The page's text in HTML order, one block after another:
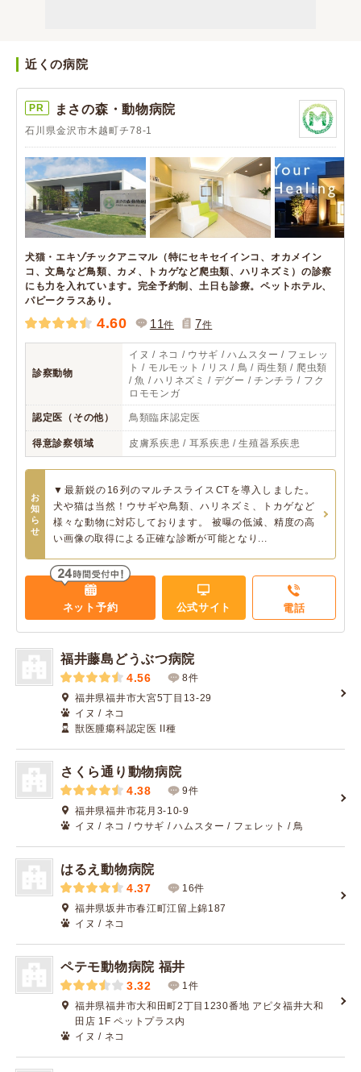
近くの病院
PR まさの森・動物病院
石川県金沢市木越町チ78-1
犬猫・エキゾチックアニマル（特にセキセイインコ、オカメイン
コ、文鳥など鳥類、カメ、トカゲなど爬虫類、ハリネズミ）の診察
にも力を入れています。完全予約制、土日も診療。ペットホテル、
パピークラスあり。
4.60 11件 7件
診察動物
イヌ / ネコ / ウサギ / ハムスター / フェレッ
ト / モルモット / リス / 鳥 / 両生類 / 爬虫類
/ 魚 / ハリネズミ / デグー / チンチラ / フク
ロモモンガ
認定医（その他） 鳥類臨床認定医
得意診察領域 皮膚系疾患 / 耳系疾患 / 生殖器系疾患
お
知
ら
せ
▼最新鋭の16列のマルチスライスCTを導入しました。
犬や猫は当然！ウサギや鳥類、ハリネズミ、トカゲなど
様々な動物に対応しております。 被曝の低減、精度の高
い画像の取得による正確な診断が可能となり...
ネット予約 公式サイト 電話
福井藤島どうぶつ病院
4.56
8件
福井県福井市大宮5丁目13-29
イヌ / ネコ
獣医腫瘍科認定医 II種
さくら通り動物病院
4.38
9件
福井県福井市花月3-10-9
イヌ / ネコ / ウサギ / ハムスター / フェレット / 鳥
はるえ動物病院
4.37
16件
福井県坂井市春江町江留上錦187
イヌ / ネコ
ペテモ動物病院 福井
3.32
1件
福井県福井市大和田町2丁目1230番地 アピタ福井大和
田店 1F ペットプラス内
イヌ / ネコ